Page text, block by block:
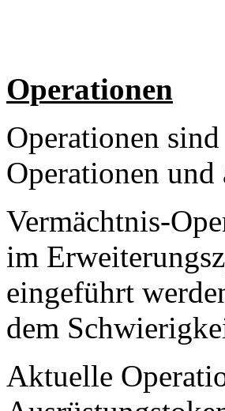
Operationen
Operationen
Operationen
Vermächtnis-
im
eingeführt
dem
Aktuelle